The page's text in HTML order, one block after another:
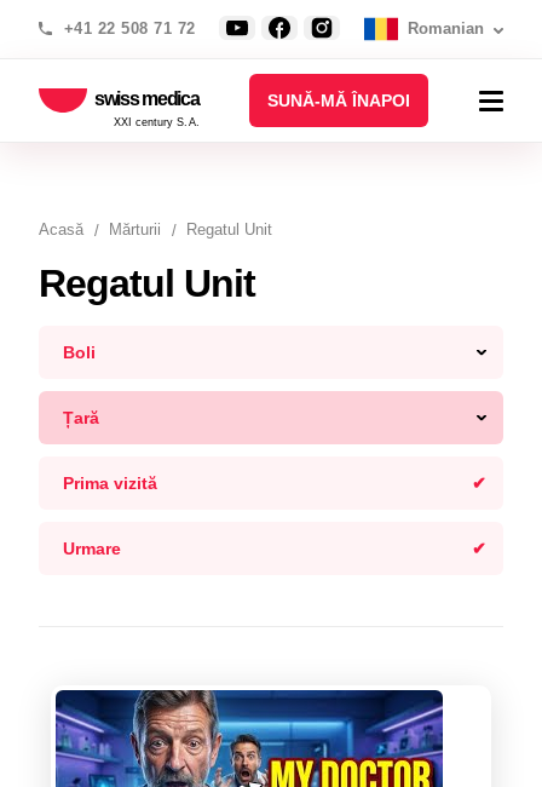
+41 22 508 71 72 Romanian
swiss medica
XXI century S.A.
SUNĂ-MĂ ÎNAPOI
Acasă Mărturii Regatul Unit
Regatul Unit
Boli
Țară
Prima vizită
Urmare